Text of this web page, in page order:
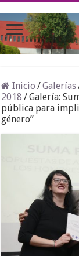
Inicio /Galerías
2018 /Galería:
pública para
género”